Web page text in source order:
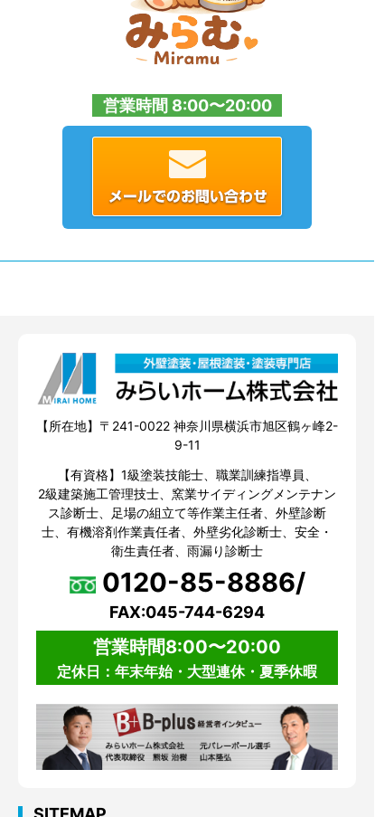
営業時間 8:00〜20:00
【所在地】〒241-0022 神奈川県横浜市旭区鶴ヶ峰2-
9-11
【有資格】1級塗装技能士、職業訓練指導員、
2級建築施工管理技士、窯業サイディングメンテナン
ス診断士、足場の組立て等作業主任者、外壁診断
士、有機溶剤作業責任者、外壁劣化診断士、安全・
衛生責任者、雨漏り診断士
0120-85-8886/
FAX:045-744-6294
営業時間8:00〜20:00
定休日：年末年始・大型連休・夏季休暇